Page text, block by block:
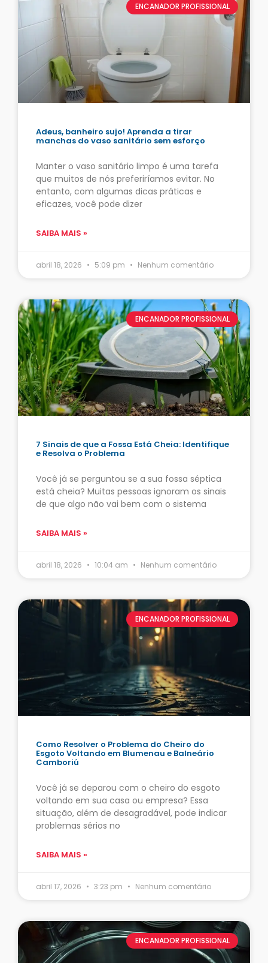
ENCANADOR PROFISSIONAL
Adeus, banheiro sujo! Aprenda a tirar
manchas do vaso sanitário sem esforço
Manter o vaso sanitário limpo é uma tarefa
que muitos de nós preferiríamos evitar. No
entanto, com algumas dicas práticas e
eficazes, você pode dizer
SAIBA MAIS »
abril 18, 2026 5:09 pm Nenhum comentário
ENCANADOR PROFISSIONAL
7 Sinais de que a Fossa Está Cheia: Identifique
e Resolva o Problema
Você já se perguntou se a sua fossa séptica
está cheia? Muitas pessoas ignoram os sinais
de que algo não vai bem com o sistema
SAIBA MAIS »
abril 18, 2026 10:04 am Nenhum comentário
ENCANADOR PROFISSIONAL
Como Resolver o Problema do Cheiro do
Esgoto Voltando em Blumenau e Balneário
Camboriú
Você já se deparou com o cheiro do esgoto
voltando em sua casa ou empresa? Essa
situação, além de desagradável, pode indicar
problemas sérios no
SAIBA MAIS »
abril 17, 2026 3:23 pm Nenhum comentário
ENCANADOR PROFISSIONAL